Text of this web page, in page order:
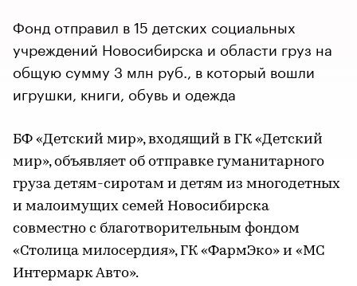
Фонд отправил в 15 детских социальных
учреждений Новосибирска и области груз на
общую сумму 3 млн руб., в который вошли
игрушки, книги, обувь и одежда
БФ «Детский мир», входящий в ГК «Детский
мир», объявляет об отправке гуманитарного
груза детям-сиротам и детям из многодетных
и малоимущих семей Новосибирска
совместно с благотворительным фондом
«Столица милосердия», ГК «ФармЭко» и «МС
Интермарк Авто».